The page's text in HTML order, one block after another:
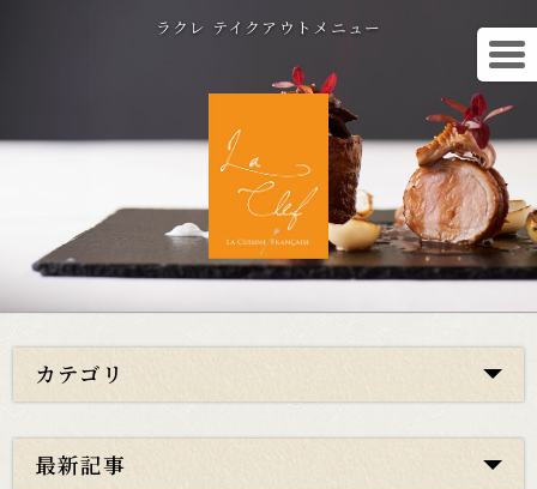
ラクレ テイクアウトメニュー
カテゴリ
最新記事